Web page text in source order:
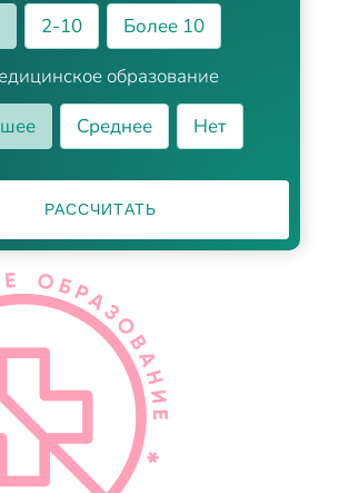
2-10
Более 10
образование
Среднее Нет
РАССЧИТАТЬ